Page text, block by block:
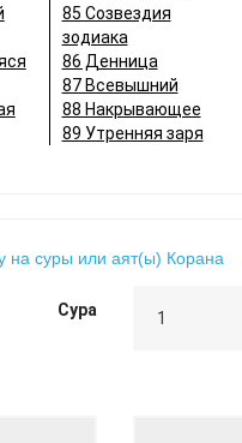
85 Созвездия
зодиака
86 Денница
87 Всевышний
88 Накрывающее
89 Утренняя заря
суры или аят(ы) Корана
Сура